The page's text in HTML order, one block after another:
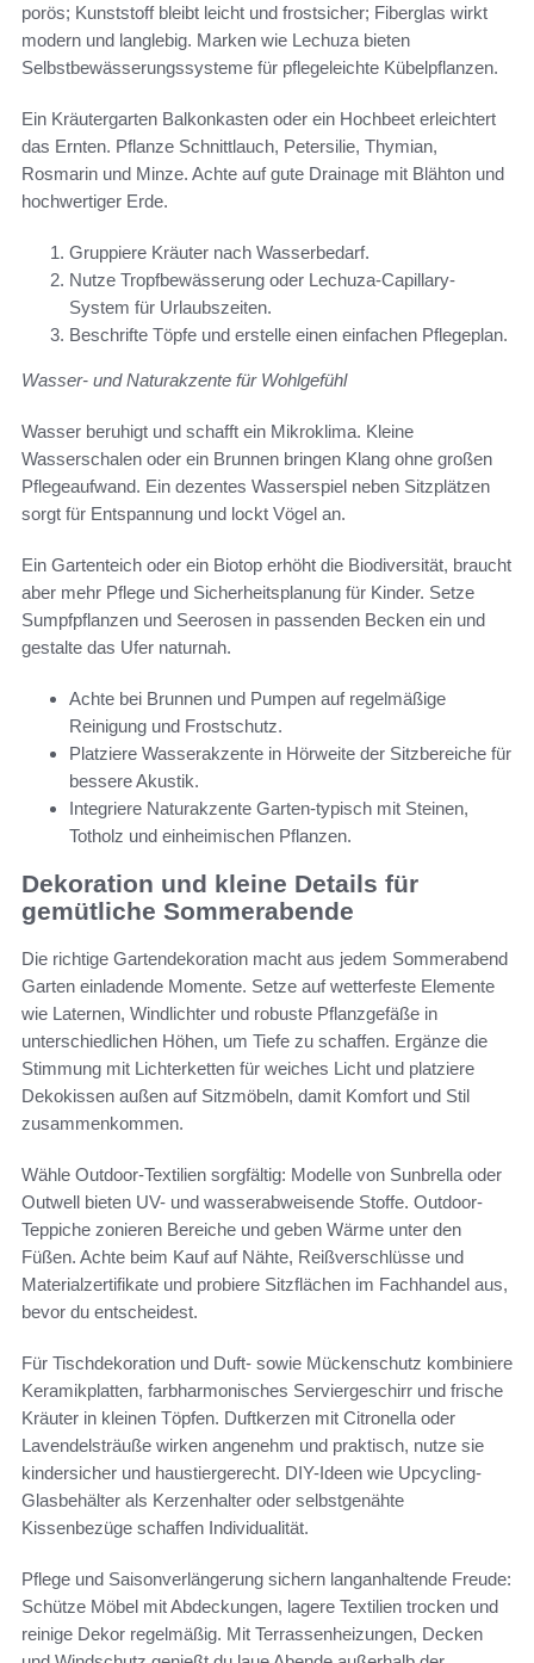
porös; Kunststoff bleibt leicht und frostsicher; Fiberglas wirkt
modern und langlebig. Marken wie Lechuza bieten
Selbstbewässerungssysteme für pflegeleichte Kübelpflanzen.
Ein Kräutergarten Balkonkasten oder ein Hochbeet erleichtert
das Ernten. Pflanze Schnittlauch, Petersilie, Thymian,
Rosmarin und Minze. Achte auf gute Drainage mit Blähton und
hochwertiger Erde.
Gruppiere Kräuter nach Wasserbedarf.
Nutze Tropfbewässerung oder Lechuza-Capillary-
System für Urlaubszeiten.
Beschrifte Töpfe und erstelle einen einfachen Pflegeplan.
Wasser- und Naturakzente für Wohlgefühl
Wasser beruhigt und schafft ein Mikroklima. Kleine
Wasserschalen oder ein Brunnen bringen Klang ohne großen
Pflegeaufwand. Ein dezentes Wasserspiel neben Sitzplätzen
sorgt für Entspannung und lockt Vögel an.
Ein Gartenteich oder ein Biotop erhöht die Biodiversität, braucht
aber mehr Pflege und Sicherheitsplanung für Kinder. Setze
Sumpfpflanzen und Seerosen in passenden Becken ein und
gestalte das Ufer naturnah.
Achte bei Brunnen und Pumpen auf regelmäßige
Reinigung und Frostschutz.
Platziere Wasserakzente in Hörweite der Sitzbereiche für
bessere Akustik.
Integriere Naturakzente Garten-typisch mit Steinen,
Totholz und einheimischen Pflanzen.
Dekoration und kleine Details für
gemütliche Sommerabende
Die richtige Gartendekoration macht aus jedem Sommerabend
Garten einladende Momente. Setze auf wetterfeste Elemente
wie Laternen, Windlichter und robuste Pflanzgefäße in
unterschiedlichen Höhen, um Tiefe zu schaffen. Ergänze die
Stimmung mit Lichterketten für weiches Licht und platziere
Dekokissen außen auf Sitzmöbeln, damit Komfort und Stil
zusammenkommen.
Wähle Outdoor-Textilien sorgfältig: Modelle von Sunbrella oder
Outwell bieten UV- und wasserabweisende Stoffe. Outdoor-
Teppiche zonieren Bereiche und geben Wärme unter den
Füßen. Achte beim Kauf auf Nähte, Reißverschlüsse und
Materialzertifikate und probiere Sitzflächen im Fachhandel aus,
bevor du entscheidest.
Für Tischdekoration und Duft- sowie Mückenschutz kombiniere
Keramikplatten, farbharmonisches Serviergeschirr und frische
Kräuter in kleinen Töpfen. Duftkerzen mit Citronella oder
Lavendelsträuße wirken angenehm und praktisch, nutze sie
kindersicher und haustiergerecht. DIY-Ideen wie Upcycling-
Glasbehälter als Kerzenhalter oder selbstgenähte
Kissenbezüge schaffen Individualität.
Pflege und Saisonverlängerung sichern langanhaltende Freude:
Schütze Möbel mit Abdeckungen, lagere Textilien trocken und
reinige Dekor regelmäßig. Mit Terrassenheizungen, Decken